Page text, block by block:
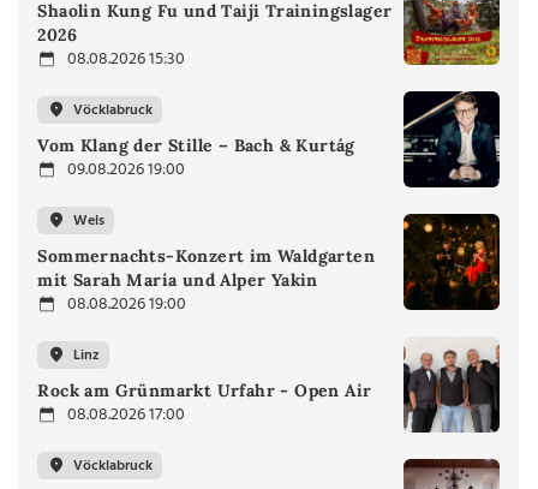
Shaolin Kung Fu und Taiji Trainingslager
2026
08.08.2026 15:30
Vöcklabruck
Vom Klang der Stille – Bach & Kurtág
09.08.2026 19:00
Wels
Sommernachts-Konzert im Waldgarten
mit Sarah Maria und Alper Yakin
08.08.2026 19:00
Linz
Rock am Grünmarkt Urfahr - Open Air
08.08.2026 17:00
Vöcklabruck